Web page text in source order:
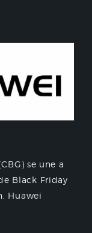
se une a
Black Friday
Huawei